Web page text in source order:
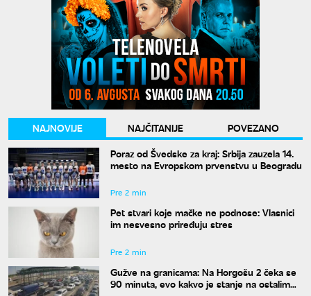
NAJNOVIJE NAJČITANIJE
POVEZANO
Poraz od Švedske za kraj: Srbija zauzela 14.
mesto na Evropskom prvenstvu u Beogradu
Pre 2 min
Pet stvari koje mačke ne podnose: Vlasnici
im nesvesno priređuju stres
Pre 2 min
Gužve na granicama: Na Horgošu 2 čeka se
90 minuta, evo kakvo je stanje na ostalim